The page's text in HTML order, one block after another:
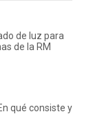
de luz para
de la RM
qué consiste y